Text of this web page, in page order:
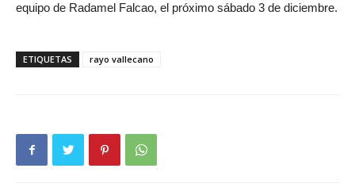
equipo de Radamel Falcao, el próximo sábado 3 de diciembre.
ETIQUETAS rayo vallecano